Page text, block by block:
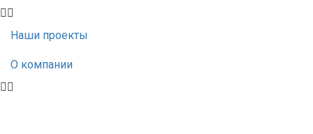
Наши проекты
О компании